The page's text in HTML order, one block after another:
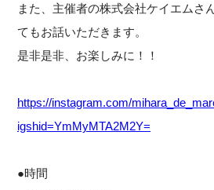
また、主催者の株式会社ケイエムさ
てもお話いただきます。
是非是非、お楽しみに！！
https://instagram.com/
igshid=YmMyMTA2M2Y=
●時間